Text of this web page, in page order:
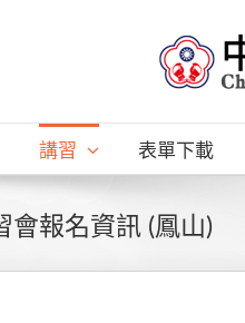
講習 表單下載
會報名資訊 (鳳山)